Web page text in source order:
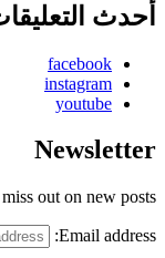
أحدث
facebook
instagram
youtube
Newsletter
out on new posts
Email address: